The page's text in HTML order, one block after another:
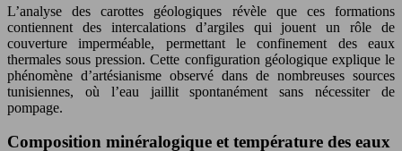
L’analyse des carottes géologiques révèle que ces formations
contiennent des intercalations d’argiles qui jouent un rôle de
couverture imperméable, permettant le confinement des eaux
thermales sous pression. Cette configuration géologique explique le
phénomène d’artésianisme observé dans de nombreuses sources
tunisiennes, où l’eau jaillit spontanément sans nécessiter de
pompage.
Composition minéralogique et température des eaux